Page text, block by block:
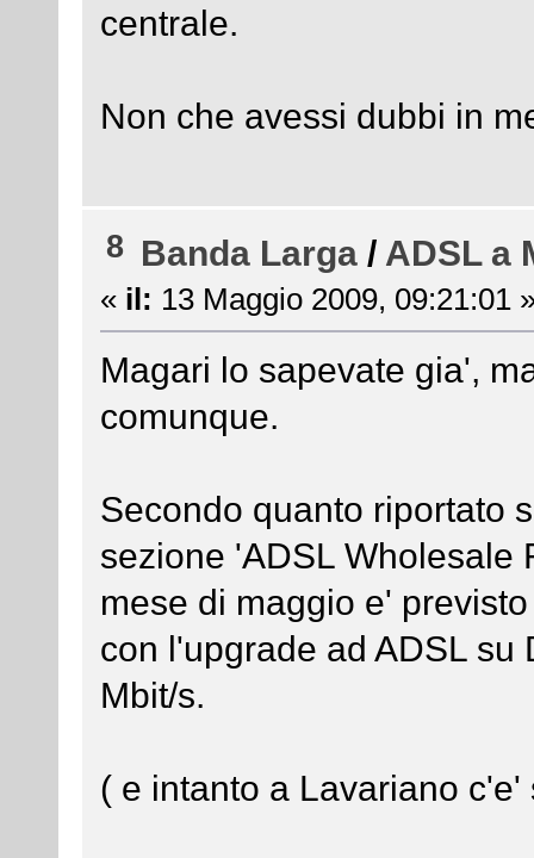
centrale.
Non che avessi dubbi in
8 Banda Larga / ADSL a
« il: 13 Maggio 2009, 09:21:01
Magari lo sapevate gia',
comunque.
Secondo quanto riportato
sezione 'ADSL Wholesale
mese di maggio e'
con l'upgrade ad ADSL su
Mbit/s.
( e intanto a Lavariano